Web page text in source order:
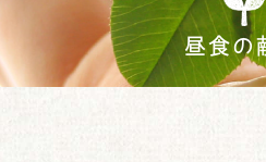
昼食の